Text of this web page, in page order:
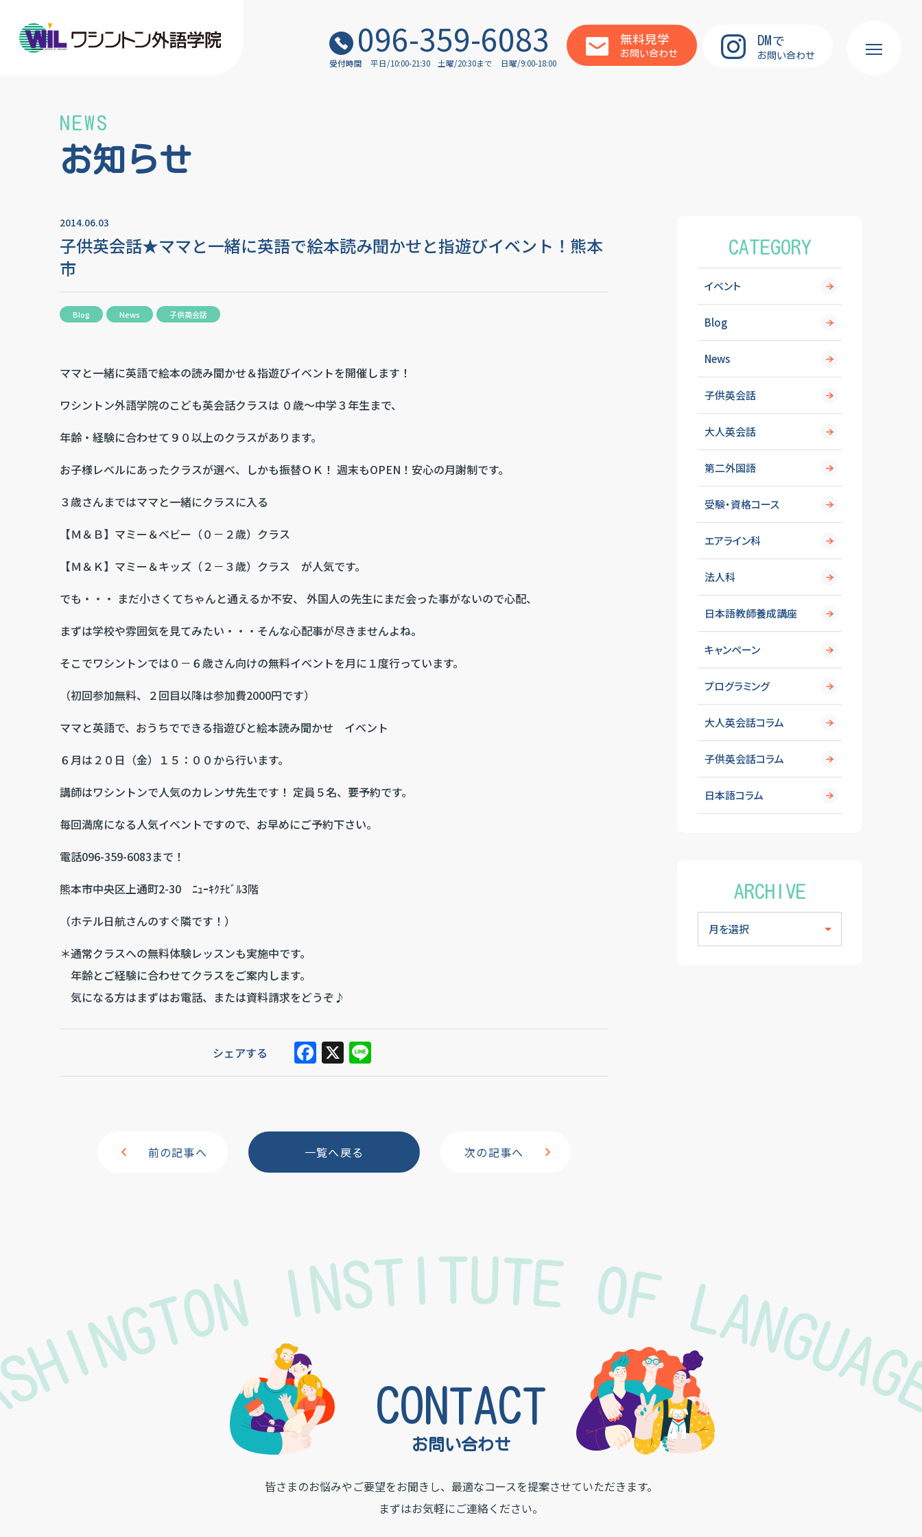
096-359-6083
受付時間 平日/10:00-21:30 土曜/20:30まで 日曜/9:00-18:00
無料見学
お問い合わせ
DMで
お問い合わせ
お知らせ
NEWS
2014.06.03
子供英会話★ママと一緒に英語で絵本読み聞かせと指遊びイベント！熊本
市
Blog News 子供英会話
ママと一緒に英語で絵本の読み聞かせ＆指遊びイベントを開催します！
ワシントン外語学院のこども英会話クラスは ０歳～中学３年生まで、
年齢・経験に合わせて９０以上のクラスがあります。
お子様レベルにあったクラスが選べ、しかも振替ＯＫ！ 週末もOPEN！安心の月謝制です。
３歳さんまではママと一緒にクラスに入る
【Ｍ＆Ｂ】マミー＆ベビー（０－２歳）クラス
【Ｍ＆Ｋ】マミー＆キッズ（２－３歳）クラス が人気です。
でも・・・ まだ小さくてちゃんと通えるか不安、 外国人の先生にまだ会った事がないので心配、
まずは学校や雰囲気を見てみたい・・・そんな心配事が尽きませんよね。
そこでワシントンでは０－６歳さん向けの無料イベントを月に１度行っています。
（初回参加無料、２回目以降は参加費2000円です）
ママと英語で、おうちでできる指遊びと絵本読み聞かせ イベント
６月は２０日（金）１５：００から行います。
講師はワシントンで人気のカレンサ先生です！ 定員５名、要予約です。
毎回満席になる人気イベントですので、お早めにご予約下さい。
電話096-359-6083まで！
熊本市中央区上通町2-30 ﾆｭｰｷｸﾁﾋﾞﾙ3階
（ホテル日航さんのすぐ隣です！）
＊通常クラスへの無料体験レッスンも実施中です。
年齢とご経験に合わせてクラスをご案内します。
気になる方はまずはお電話、または資料請求をどうぞ♪
シェアする F
a
b
o
X Li
n
前の記事へ 次の記事へ
一覧へ戻る
CATEGORY
イベント
Blog
News
子供英会話
大人英会話
第二外国語
受験・資格コース
エアライン科
法人科
日本語教師養成講座
キャンペーン
プログラミング
大人英会話コラム
子供英会話コラム
日本語コラム
ARCHIVE
INSTITUTE OF
お問い合わせ
CONTACT
皆さまのお悩みやご要望をお聞きし、 最適なコースを提案させていただきます。
まずはお気軽にご連絡ください。